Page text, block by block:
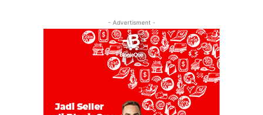
- Advertisment -